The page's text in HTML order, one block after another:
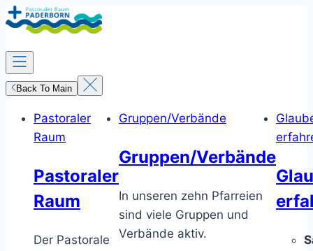
Zum
Inhalt
springen
Back To Main
Pastoraler
Raum
Pastoraler
Raum
Der Pastorale
Gruppen/Verbände
Gruppen/Verbände
In unseren zehn Pfarreien
sind viele Gruppen und
Verbände aktiv.